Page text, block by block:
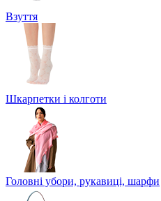
Взуття
Шкарпетки і колготи
Головні убори, рукавиці, шарфи